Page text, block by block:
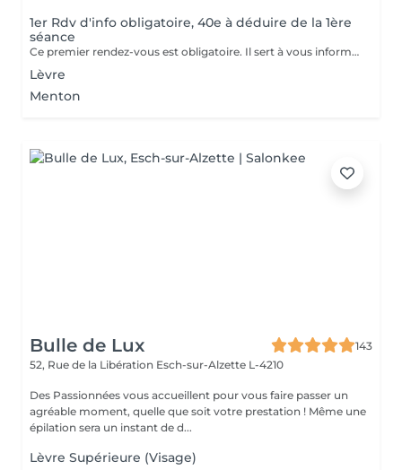
1er Rdv d'info obligatoire, 40e à déduire de la 1ère
séance
Ce premier rendez-vous est obligatoire. Il sert à vous informer sur la technique, le traitement, les contre-indications,... Nous vous informons lors de ce rendez-vous ce qu'il faut faire avant, pendant et après le traitement. Un formulaire d'informations et de consentement sera établit.
Lèvre
Menton
Bulle de Lux
143
52, Rue de la Libération Esch-sur-Alzette L-4210
Des Passionnées vous accueillent pour vous faire passer un
agréable moment, quelle que soit votre prestation ! Même une
épilation sera un instant de d...
Lèvre Supérieure (Visage)